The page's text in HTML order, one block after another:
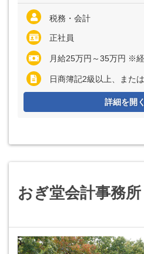
税務・会計
正社員
月給25万円～35万円 ※経験・能力など考慮
日商簿記2級以上、また
詳細を開く
おぎ堂会計事務所